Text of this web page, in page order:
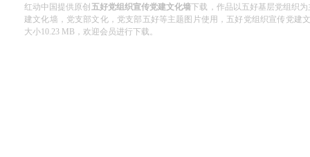
红动中国提供原创 五好党组织宣传党建文化墙下载，作品以五好基层党组织
建文化墙，党支部文化，党支部五好等主题图片使用，五好党组织宣传党建
大小10.23 MB，欢迎会员进行下载。